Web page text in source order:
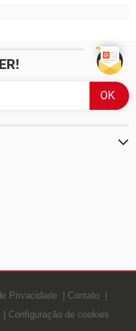
Privacidade
Contato
Configuração de cookies